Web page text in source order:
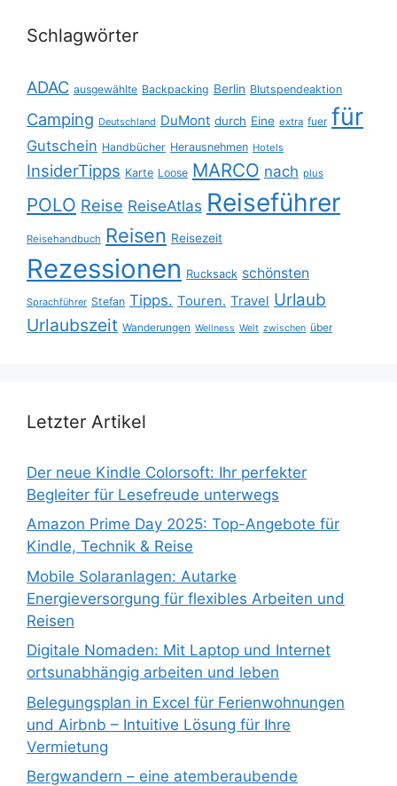
Schlagwörter
ADAC ausgewählte Backpacking Berlin Blutspendeaktion
Camping Deutschland DuMont durch Eine extra fuer für
Gutschein Handbücher Herausnehmen Hotels
InsiderTipps Karte Loose MARCO nach plus
POLO Reise ReiseAtlas Reiseführer
Reisehandbuch Reisen Reisezeit
Rezessionen Rucksack schönsten
Sprachführer Stefan Tipps. Touren. Travel Urlaub
Urlaubszeit Wanderungen Wellness Welt zwischen über
Letzter Artikel
Der neue Kindle Colorsoft: Ihr perfekter
Begleiter für Lesefreude unterwegs
Amazon Prime Day 2025: Top-Angebote für
Kindle, Technik & Reise
Mobile Solaranlagen: Autarke
Energieversorgung für flexibles Arbeiten und
Reisen
Digitale Nomaden: Mit Laptop und Internet
ortsunabhängig arbeiten und leben
Belegungsplan in Excel für Ferienwohnungen
und Airbnb – Intuitive Lösung für Ihre
Vermietung
Bergwandern – eine atemberaubende